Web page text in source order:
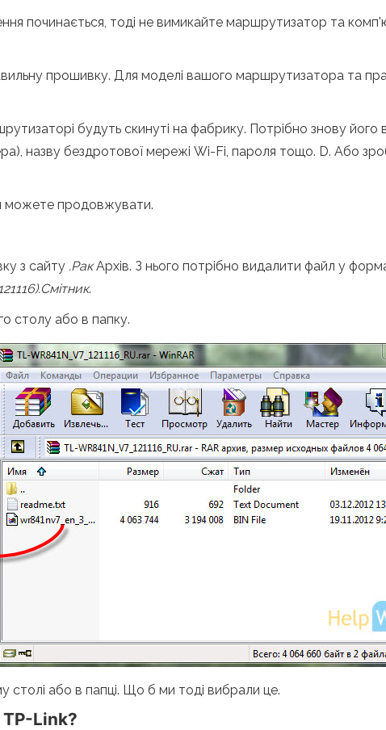
починається, тоді не вимикайте маршрутизатор та
прошивку. Для моделі вашого маршрутизатора та
будуть скинуті на фабрику. Потрібно знову його
назву бездротової мережі Wi-Fi, пароля тощо. D. Або
можете продовжувати.
з сайту .РакАрхів. З нього потрібно видалити файл у
.
столу або в папку.
або в папці. Що б ми тоді вибрали це.
Link?